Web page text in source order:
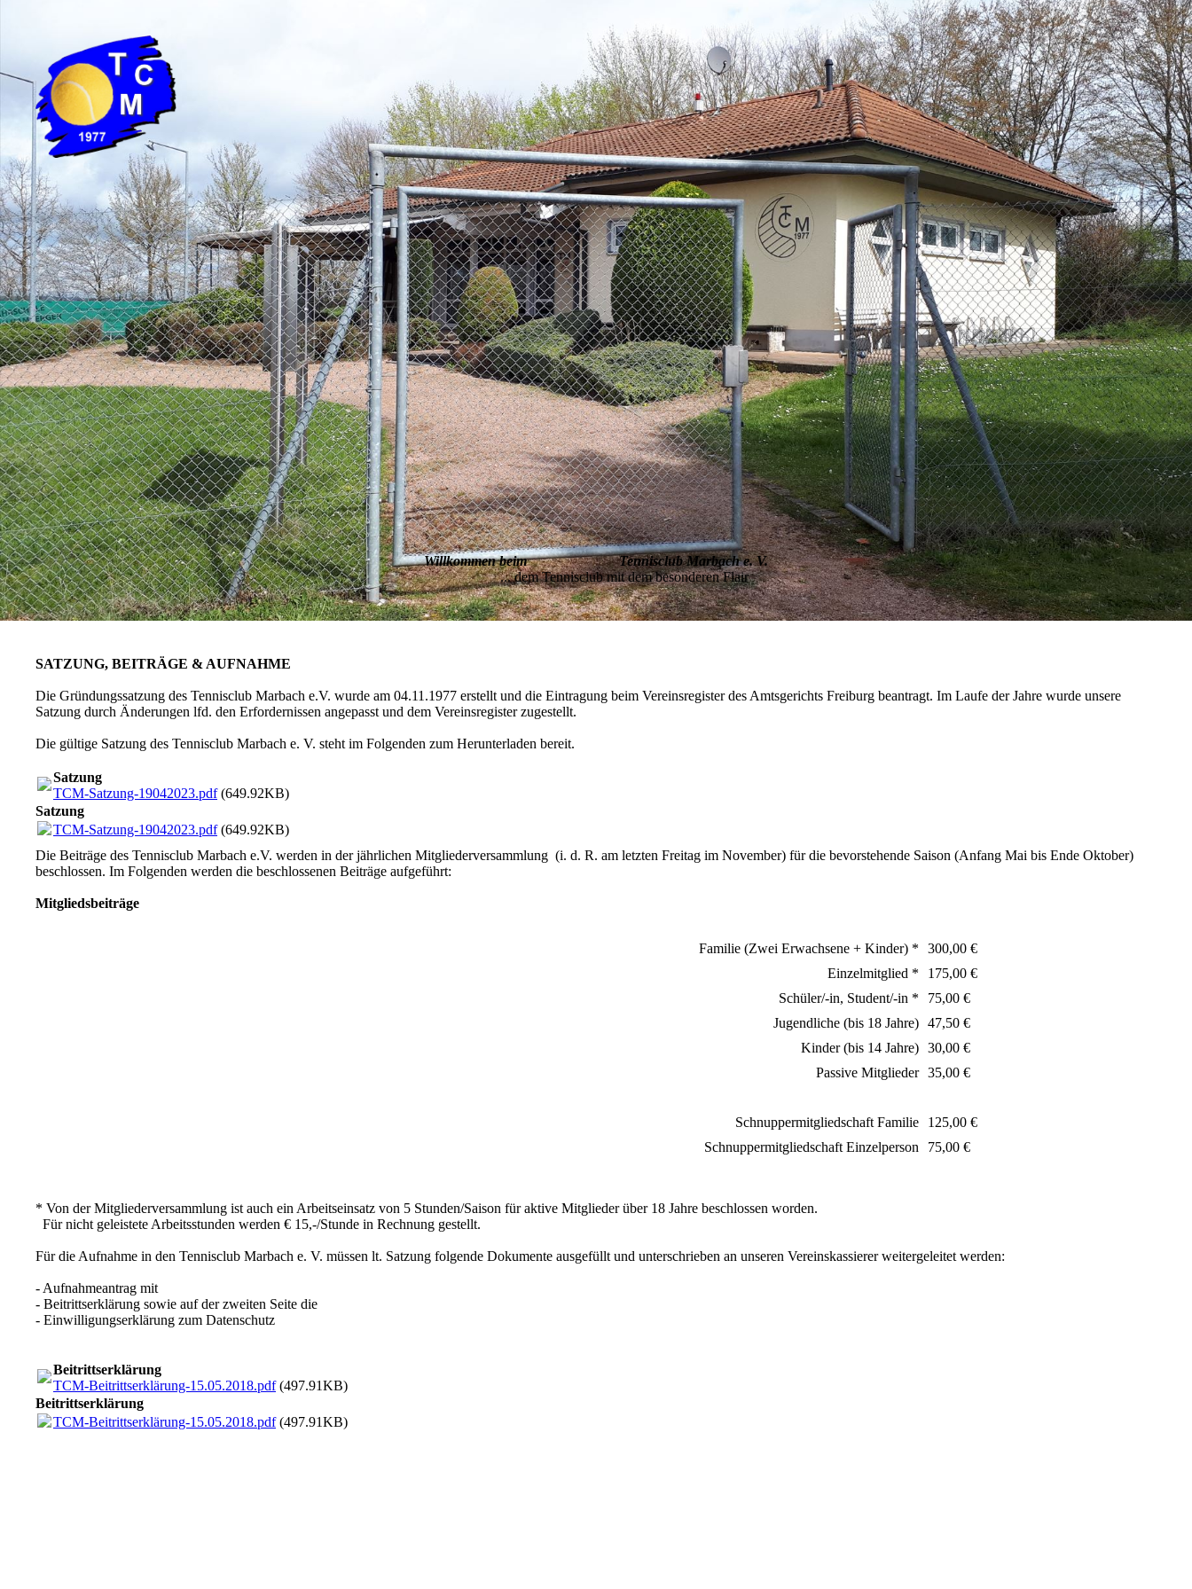
Willkommen beim Tennisclub Marbach e. V.
... dem Tennisclub mit dem besonderen Flair
SATZUNG, BEITRÄGE & AUFNAHME
Die Gründungssatzung des Tennisclub Marbach e.V. wurde am 04.11.1977 erstellt und die Eintragung beim Vereinsregister des Amtsgerichts Freiburg beantragt. Im Laufe der Jahre wurde unsere
Satzung durch Änderungen lfd. den Erfordernissen angepasst und dem Vereinsregister zugestellt.
Die gültige Satzung des Tennisclub Marbach e. V. steht im Folgenden zum Herunterladen bereit.
Satzung
TCM-Satzung-19042023.pdf(649.92KB)
Satzung
TCM-Satzung-19042023.pdf(649.92KB)
Die Beiträge des Tennisclub Marbach e.V. werden in der jährlichen Mitgliederversammlung (i. d. R. am letzten Freitag im November) für die bevorstehende Saison (Anfang Mai bis Ende Oktober)
beschlossen. Im Folgenden werden die beschlossenen Beiträge aufgeführt:
Mitgliedsbeiträge
Familie (Zwei Erwachsene + Kinder) *
300,00 €
Einzelmitglied *
175,00 €
Schüler/-in, Student/-in *
75,00 €
Jugendliche (bis 18 Jahre) 47,50 €
Kinder (bis 14 Jahre) 30,00 €
Passive Mitglieder 35,00 €
Schnuppermitgliedschaft Familie
125,00 €
Schnuppermitgliedschaft Einzelperson
75,00 €
* Von der Mitgliederversammlung ist auch ein Arbeitseinsatz von 5 Stunden/Saison für aktive Mitglieder über 18 Jahre beschlossen worden.
Für nicht geleistete Arbeitsstunden werden € 15,-/Stunde in Rechnung gestellt.
Für die Aufnahme in den Tennisclub Marbach e. V. müssen lt. Satzung folgende Dokumente ausgefüllt und unterschrieben an unseren Vereinskassierer weitergeleitet werden:
- Aufnahmeantrag mit
- Beitrittserklärung sowie auf der zweiten Seite die
- Einwilligungserklärung zum Datenschutz
Beitrittserklärung
TCM-Beitrittserklärung-15.05.2018.pdf(497.91KB)
Beitrittserklärung
TCM-Beitrittserklärung-15.05.2018.pdf(497.91KB)